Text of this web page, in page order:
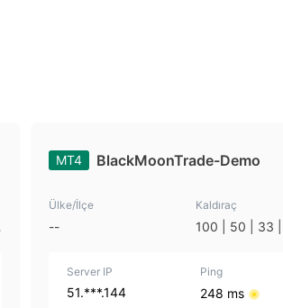
MT4 BlackMoonTrade-Demo
Ülke/İlçe
--
Kaldıraç
100 | 50 | 33
Server IP
51.***.144
Ping
248 ms